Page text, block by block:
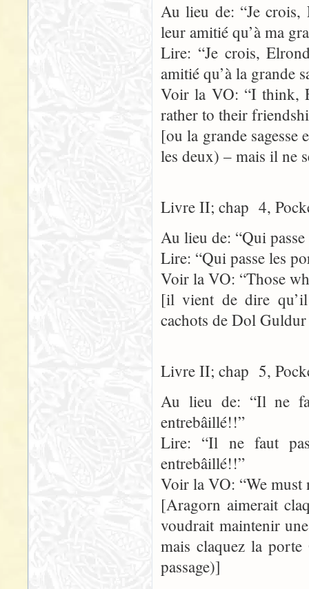
Au lieu de: “Je crois,
leur amitié qu’à ma
Lire: “Je crois,
amitié qu’à la grande
Voir la VO: “I think,
rather to their
[ou la grande sagesse
les deux) – mais il ne
Livre II; chap 4,
Au lieu de: “Qui
Lire: “Qui passe les
Voir la VO: “Those
[il vient de dire
cachots de Dol
Livre II; chap 5,
Au lieu de: “Il ne
entrebâillé!!”
Lire: “Il ne faut
entrebâillé!!”
Voir la VO: “We must
[Aragorn aimerait
voudrait maintenir
mais claquez la
passage)]